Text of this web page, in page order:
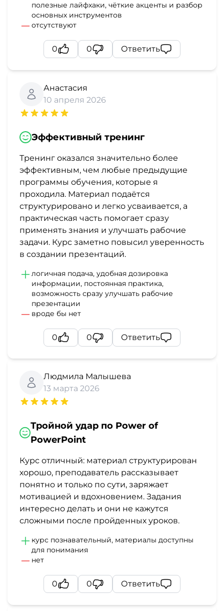
полезные лайфхаки, чёткие акценты и разбор
основных инструментов
отсутствуют
0 0 Ответить
Анастасия
10 апреля 2026
Эффективный тренинг
Тренинг оказался значительно более
эффективным, чем любые предыдущие
программы обучения, которые я
проходила. Материал подаётся
структурировано и легко усваивается, а
практическая часть помогает сразу
применять знания и улучшать рабочие
задачи. Курс заметно повысил уверенность
в создании презентаций.
логичная подача, удобная дозировка
информации, постоянная практика,
возможность сразу улучшать рабочие
презентации
вроде бы нет
0 0 Ответить
Людмила Малышева
13 марта 2026
Тройной удар по Power of
PowerPoint
Курс отличный: материал структурирован
хорошо, преподаватель рассказывает
понятно и только по сути, заряжает
мотивацией и вдохновением. Задания
интересно делать и они не кажутся
сложными после пройденных уроков.
курс познавательный, материалы доступны
для понимания
нет
0 0 Ответить